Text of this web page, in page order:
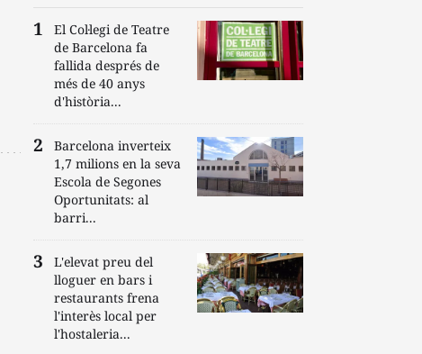
El Col·legi de Teatre
de Barcelona fa
fallida després de
més de 40 anys
d'història...
Barcelona inverteix
1,7 milions en la seva
Escola de Segones
Oportunitats: al
barri...
L'elevat preu del
lloguer en bars i
restaurants frena
l'interès local per
l'hostaleria...